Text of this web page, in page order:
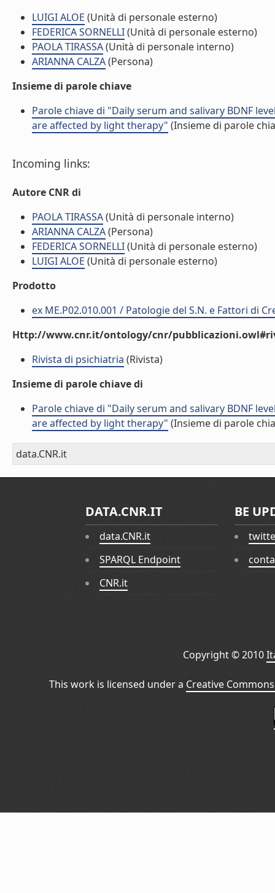
LUIGI ALOE (Unità di personale esterno)
FEDERICA SORNELLI(Unità di personale esterno)
PAOLA TIRASSA(Unità di personale interno)
ARIANNA CALZA(Persona)
Insieme di parole chiave
Parole chiave di "Daily serum and salivary BDNF
are affected by light therapy" (Insieme di parole
Incoming links:
Autore CNR di
PAOLA TIRASSA(Unità di personale interno)
ARIANNA CALZA(Persona)
FEDERICA SORNELLI(Unità di personale esterno)
LUIGI ALOE (Unità di personale esterno)
Prodotto
ex ME.P02.010.001 / Patologie del S.N. e Fattori di
Http://www.cnr.it/ontology/cnr/
Rivista di psichiatria (Rivista)
Insieme di parole chiave di
Parole chiave di "Daily serum and salivary BDNF
are affected by light therapy" (Insieme di parole
data.CNR.it
DATA.CNR.IT
data.CNR.it
SPARQL Endpoint
CNR.it
BE
Copyright © 2010
This work is licensed under a Creative